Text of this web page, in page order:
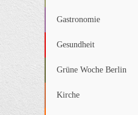
Gastronomie
Gesundheit
Grüne Woche Berlin
Kirche